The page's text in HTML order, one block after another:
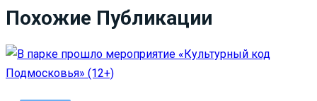
Похожие Публикации